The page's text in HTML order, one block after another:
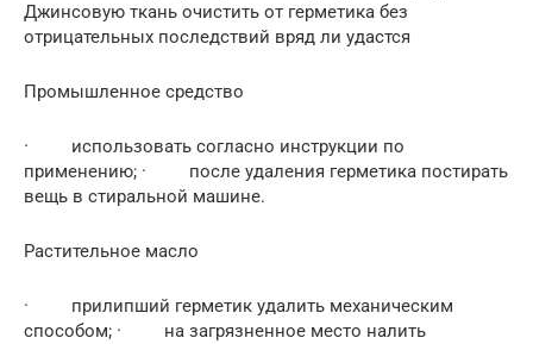
Джинсовую ткань очистить от герметика без
отрицательных последствий вряд ли удастся
Промышленное средство
· использовать согласно инструкции по
применению; · после удаления герметика постирать
вещь в стиральной машине.
Растительное масло
· прилипший герметик удалить механическим
способом; · на загрязненное место налить